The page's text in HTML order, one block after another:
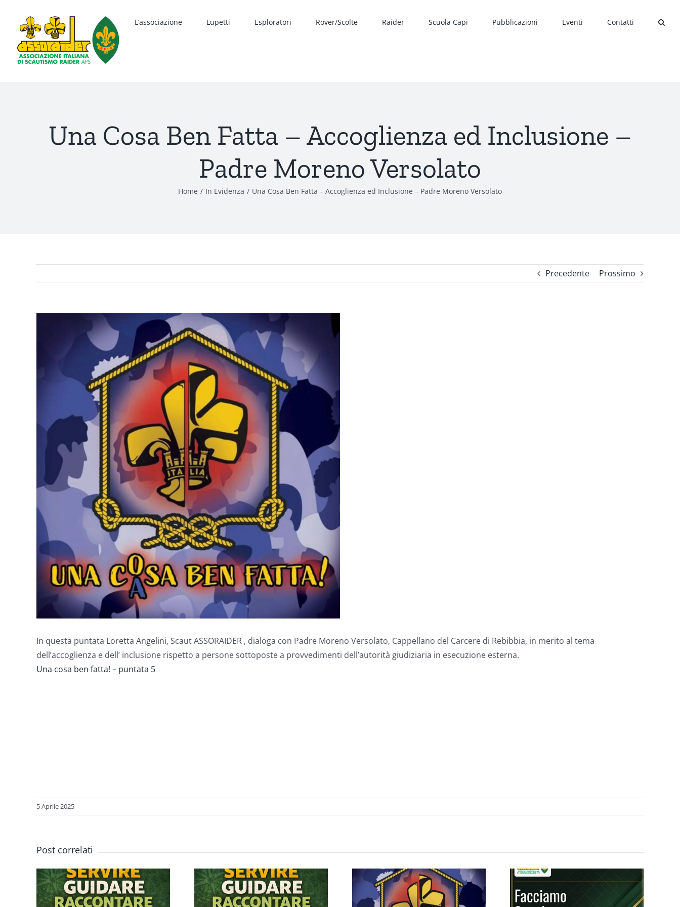
contenuto
L’associazione Lupetti Esploratori Rover/Scolte Raider Scuola Capi Pubblicazioni Eventi Contatti
Una Cosa Ben Fatta – Accoglienza ed Inclusione –
Padre Moreno Versolato
Home In Evidenza Una Cosa Ben Fatta – Accoglienza ed Inclusione – Padre Moreno Versolato
Precedente Prossimo
In questa puntata Loretta Angelini, Scaut ASSORAIDER , dialoga con Padre Moreno Versolato, Cappellano del Carcere di Rebibbia, in merito al tema
dell’accoglienza e dell’ inclusione rispetto a persone sottoposte a provvedimenti dell’autorità giudiziaria in esecuzione esterna.
Una cosa ben fatta! – puntata 5
5 Aprile 2025
Post correlati
Servire, Guidare,
Raccontare –
Una Cosa Ben
Servire, Guidare,